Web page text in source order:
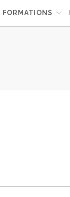
FORMATIONS